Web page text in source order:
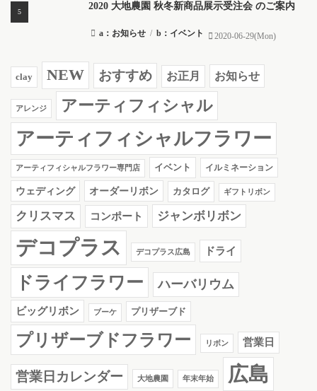
2020 大地農園 秋冬新商品展示受注会 のご案内
2020-06-29(Mon)
a：お知らせ / b：イベント
clay NEW おすすめ お正月 お知らせ
アレンジ アーティフィシャル
アーティフィシャルフラワー
アーティフィシャルフラワー専門店 イベント イルミネーション
ウェディング オーダーリボン カタログ ギフトリボン
クリスマス コンポート ジャンボリボン
デコプラス デコプラス広島 ドライ
ドライフラワー ハーバリウム
ビッグリボン ブーケ プリザーブド
プリザーブドフラワー リボン 営業日
営業日カレンダー 大地農園 年末年始 広島